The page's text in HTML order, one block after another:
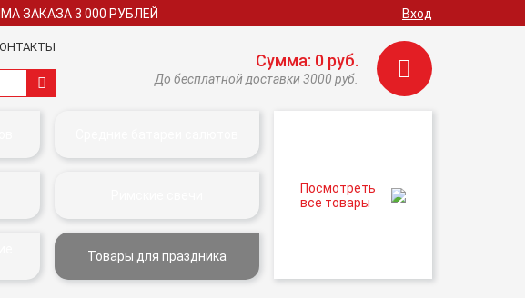
ЗАКАЗА 3 000 РУБЛЕЙ Вход
Сумма: 0 руб.
До бесплатной доставки 3000 руб.
Товары для праздника
Посмотреть
все товары